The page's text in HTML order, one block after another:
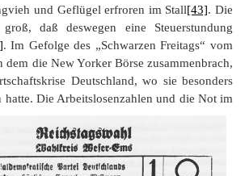
und Geflügel erfroren im Stall[43]. Die
daß deswegen eine Steuerstundung
. Im Gefolge des „Schwarzen Freitags“ vom
dem die New Yorker Börse zusammenbrach,
Deutschland, wo sie besonders
hatte. Die Arbeitslosenzahlen und die Not im